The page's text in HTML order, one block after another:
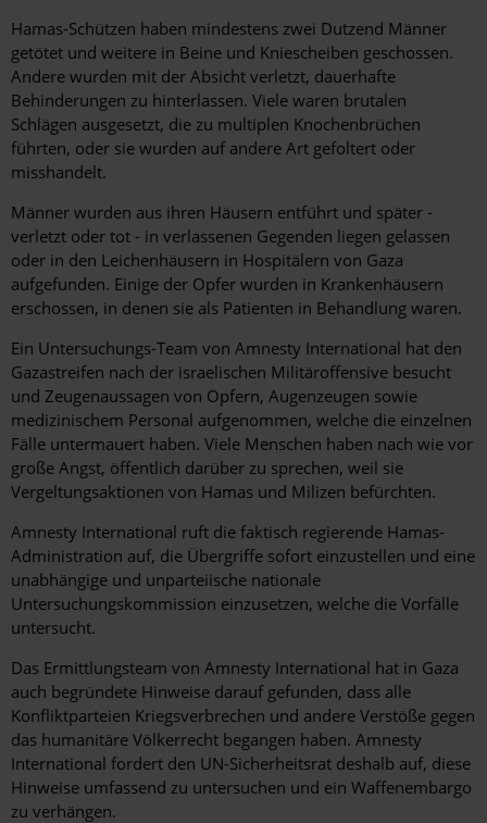
Hamas-Schützen haben mindestens zwei Dutzend Männer
getötet und weitere in Beine und Kniescheiben geschossen.
Andere wurden mit der Absicht verletzt, dauerhafte
Behinderungen zu hinterlassen. Viele waren brutalen
Schlägen ausgesetzt, die zu multiplen Knochenbrüchen
führten, oder sie wurden auf andere Art gefoltert oder
misshandelt.
Männer wurden aus ihren Häusern entführt und später -
verletzt oder tot - in verlassenen Gegenden liegen gelassen
oder in den Leichenhäusern in Hospitälern von Gaza
aufgefunden. Einige der Opfer wurden in Krankenhäusern
erschossen, in denen sie als Patienten in Behandlung waren.
Ein Untersuchungs-Team von Amnesty International hat den
Gazastreifen nach der israelischen Militäroffensive besucht
und Zeugenaussagen von Opfern, Augenzeugen sowie
medizinischem Personal aufgenommen, welche die einzelnen
Fälle untermauert haben. Viele Menschen haben nach wie vor
große Angst, öffentlich darüber zu sprechen, weil sie
Vergeltungsaktionen von Hamas und Milizen befürchten.
Amnesty International ruft die faktisch regierende Hamas-
Administration auf, die Übergriffe sofort einzustellen und eine
unabhängige und unparteiische nationale
Untersuchungskommission einzusetzen, welche die Vorfälle
untersucht.
Das Ermittlungsteam von Amnesty International hat in Gaza
auch begründete Hinweise darauf gefunden, dass alle
Konfliktparteien Kriegsverbrechen und andere Verstöße gegen
das humanitäre Völkerrecht begangen haben. Amnesty
International fordert den UN-Sicherheitsrat deshalb auf, diese
Hinweise umfassend zu untersuchen und ein Waffenembargo
zu verhängen.